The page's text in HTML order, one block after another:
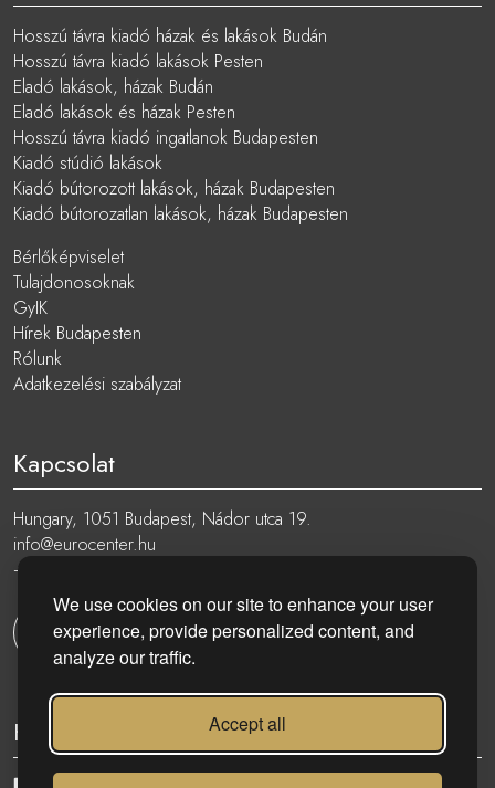
We use cookies on our site to enhance your user
experience, provide personalized content, and
analyze our traffic.
Accept all
Hosszú távra kiadó házak és lakások Budán
Hosszú távra kiadó lakások Pesten
Eladó lakások, házak Budán
Eladó lakások és házak Pesten
Hosszú távra kiadó ingatlanok Budapesten
Kiadó stúdió lakások
Kiadó bútorozott lakások, házak Budapesten
Kiadó bútorozatlan lakások, házak Budapesten
Bérlőképviselet
Tulajdonosoknak
GyIK
Hírek Budapesten
Rólunk
Adatkezelési szabályzat
Kapcsolat
Hungary, 1051 Budapest, Nádor utca 19.
info@eurocenter.hu
+36 20 919 0005
Kapcsolatfelvétel
Kövess minket: